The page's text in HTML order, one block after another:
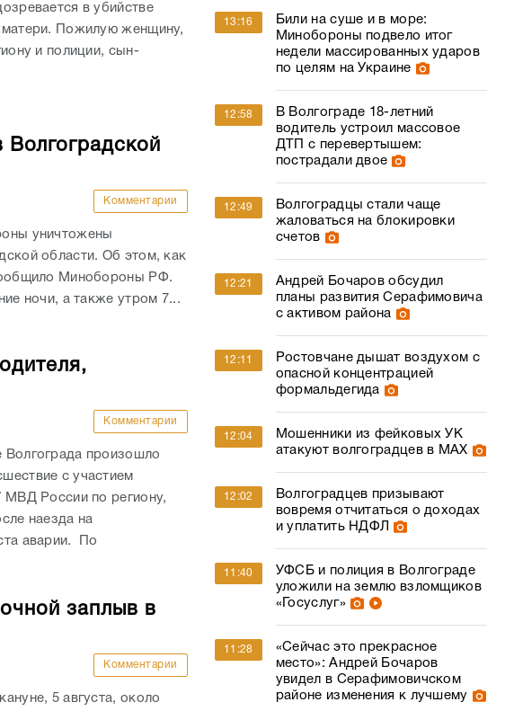
в убийстве
Пожилую женщину,
и полиции, сын-
Комментарии
уничтожены
области. Об этом, как
Минобороны РФ.
ночи, а также утром 7...
Комментарии
Волгограда произошло
с участием
России по региону,
наезда на
аварии. По
заплыв в
Комментарии
5 августа, около
13:16
Били на суше и в море:
Минобороны подвело итог
недели массированных ударов
по целям на Украине
12:58
В Волгограде 18-летний
водитель устроил массовое
ДТП с перевертышем:
пострадали двое
12:49
Волгоградцы стали чаще
жаловаться на блокировки
счетов
12:21
Андрей Бочаров обсудил
планы развития Серафимовича
с активом района
12:11
Ростовчане дышат воздухом с
опасной концентрацией
формальдегида
12:04
Мошенники из фейковых УК
атакуют волгоградцев в МАХ
12:02
Волгоградцев призывают
вовремя отчитаться о доходах
и уплатить НДФЛ
11:40
УФСБ и полиция в Волгограде
уложили на землю взломщиков
«Госуслуг»
11:28
«Сейчас это прекрасное
место»: Андрей Бочаров
увидел в Серафимовичском
районе изменения к лучшему